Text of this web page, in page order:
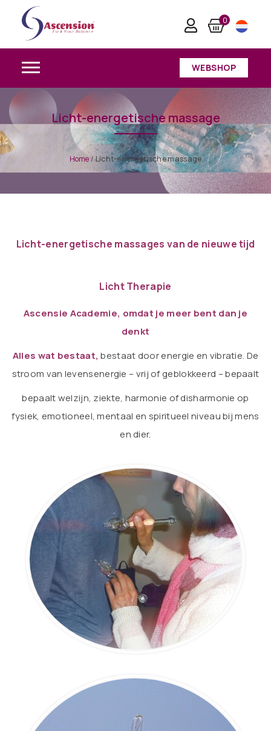
0
WEBSHOP
Licht-energetische massage
Home/Licht-energetische massage
Licht-energetische massages van de nieuwe tijd
Licht Therapie
Ascensie Academie, omdat je meer bent dan je
denkt
Alles wat bestaat, bestaat door energie en vibratie. De
stroom van levensenergie – vrij of geblokkeerd – bepaalt
bepaalt welzijn, ziekte, harmonie of disharmonie op
fysiek, emotioneel, mentaal en spiritueel niveau bij mens
en dier.